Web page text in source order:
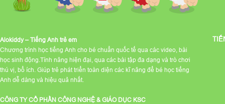
Alokiddy – Tiếng Anh trẻ em
Chương trình học tiếng Anh cho bé chuẩn quốc tế qua các video, bài
học sinh động.Tính năng hiện đại, qua các bài tập đa dạng và trò chơi
thú vị, bổ ích. Giúp trẻ phát triển toàn diện các kĩ năng để bé học tiếng
Anh dễ dàng và hiệu quả nhất.
CÔNG TY CỔ PHẦN CÔNG NGHỆ & GIÁO DỤC KSC